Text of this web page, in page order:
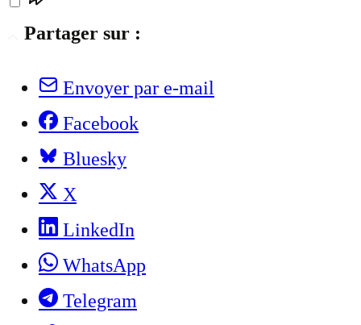
Partager sur :
Envoyer par e-mail
Facebook
Bluesky
X
LinkedIn
WhatsApp
Telegram